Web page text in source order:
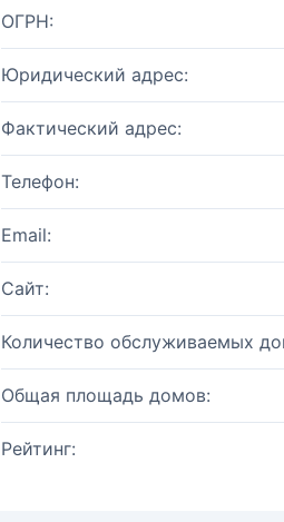
ОГРН:
Юридический адрес:
Фактический адрес:
Телефон:
Email:
Сайт:
Количество обслуживаемых
Общая площадь домов:
Рейтинг: